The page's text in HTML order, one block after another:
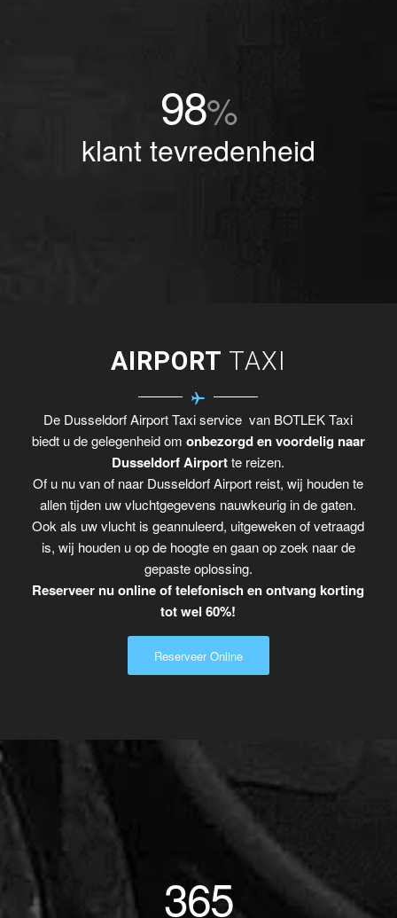
98%
klant tevredenheid
AIRPORT TAXI
De Dusseldorf Airport Taxi service van BOTLEK Taxi
biedt u de gelegenheid om onbezorgd en voordelig naar
Dusseldorf Airportte reizen.
Of u nu van of naar Dusseldorf Airport reist, wij houden te
allen tijden uw vluchtgegevens nauwkeurig in de gaten.
Ook als uw vlucht is geannuleerd, uitgeweken of vetraagd
is, wij houden u op de hoogte en gaan op zoek naar de
gepaste oplossing.
Reserveer nu online of telefonisch en ontvang korting
tot wel 60%!
Reserveer Online
365